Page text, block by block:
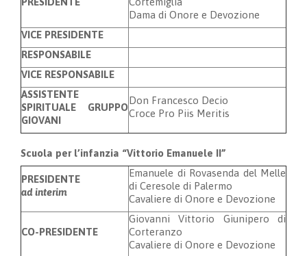
Dama di Onore e Devozione
VICE PRESIDENTE
RESPONSABILE
VICE RESPONSABILE
ASSISTENTE
SPIRITUALE GRUPPO
GIOVANI
Don Francesco Decio
Croce Pro Piis Meritis
Scuola per l’infanzia “Vittorio Emanuele II”
PRESIDENTE
ad interim
Emanuele di Rovasenda del Melle
di Ceresole di Palermo
Cavaliere di Onore e Devozione
CO-PRESIDENTE
Giovanni Vittorio Giunipero di
Corteranzo
Cavaliere di Onore e Devozione